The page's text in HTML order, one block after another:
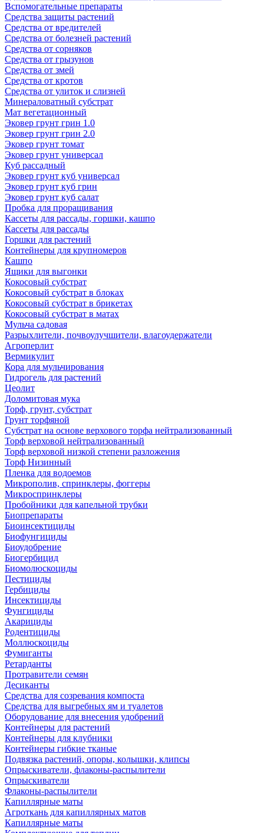
Вспомогательные препараты
Средства защиты растений
Средства от вредителей
Средства от болезней растений
Средства от сорняков
Средства от грызунов
Средства от змей
Средства от кротов
Средства от улиток и слизней
Минераловатный субстрат
Мат вегетационный
Эковер грунт грин 1.0
Эковер грунт грин 2.0
Эковер грунт томат
Эковер грунт универсал
Куб рассадный
Эковер грунт куб универсал
Эковер грунт куб грин
Эковер грунт куб салат
Пробка для проращивания
Кассеты для рассады, горшки, кашпо
Кассеты для рассады
Горшки для растений
Контейнеры для крупномеров
Кашпо
Ящики для выгонки
Кокосовый субстрат
Кокосовый субстрат в блоках
Кокосовый субстрат в брикетах
Кокосовый субстрат в матах
Мульча садовая
Разрыхлители, почвоулучшители, влагоудержатели
Агроперлит
Вермикулит
Кора для мульчирования
Гидрогель для растений
Цеолит
Доломитовая мука
Торф, грунт, субстрат
Грунт торфяной
Субстрат на основе верхового торфа нейтрализованный
Торф верховой нейтрализованный
Торф верховой низкой степени разложения
Торф Низинный
Пленка для водоемов
Микрополив, спринклеры, фоггеры
Микроспринклеры
Пробойники для капельной трубки
Биопрепараты
Биоинсектициды
Биофунгициды
Биоудобрение
Биогербицид
Биомолюскоциды
Пестициды
Гербициды
Инсектициды
Фунгициды
Акарициды
Родентициды
Моллюскоциды
Фумиганты
Ретарданты
Протравители семян
Десиканты
Средства для созревания компоста
Средства для выгребных ям и туалетов
Оборудование для внесения удобрений
Контейнеры для растений
Контейнеры для клубники
Контейнеры гибкие тканые
Подвязка растений, опоры, колышки, клипсы
Опрыскиватели, флаконы-распылители
Опрыскиватели
Флаконы-распылители
Капиллярные маты
Агроткань для капиллярных матов
Капиллярные маты